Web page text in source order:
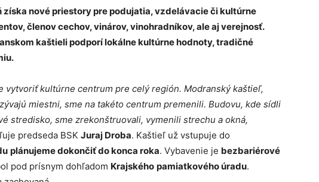
získa nové priestory pre podujatia, vzdelávacie či kultúrne
členov cechov, vinárov, vinohradníkov, ale aj verejnosť.
kaštieli podporí lokálne kultúrne hodnoty, tradičné
vytvoriť kultúrne centrum pre celý región. Modranský kaštieľ,
miestni, sme na takéto centrum premenili. Budovu, kde sídli
stredisko, sme zrekonštruovali, vymenili strechu a okná,
predseda BSK Juraj Droba. Kaštieľ už vstupuje do
plánujeme dokončiť do konca roka. Vybavenie je bezbariérové
pod prísnym dohľadom Krajského pamiatkového úradu.